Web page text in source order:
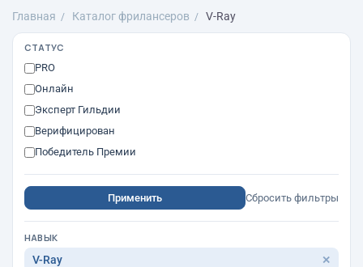
Главная Каталог фрилансеров V-Ray
СТАТУС
PRO
Онлайн
Эксперт Гильдии
Верифицирован
Победитель Премии
Применить Сбросить фильтры
НАВЫК
V-Ray ✕